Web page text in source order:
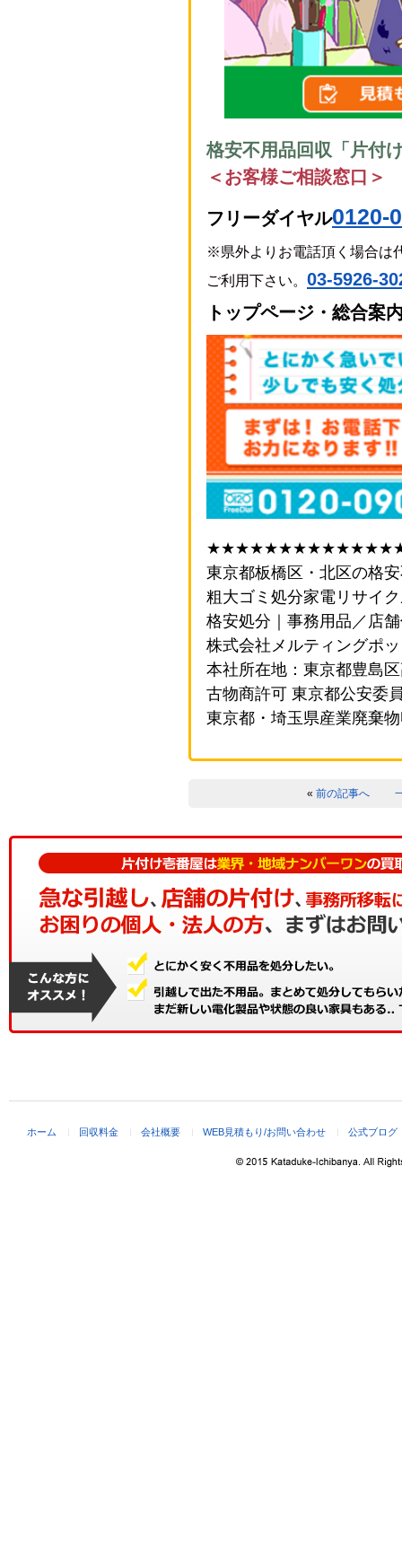
格安不用品回収「片付
＜お客様ご相談窓口＞
フリーダイヤル0120-
※県外よりお電話頂く場合は
ご利用下さい。 03-5926-
トップページ・総合案
東京都板橋区・北区の格
粗大ゴミ処分家電リサイ
格安処分｜事務用品／店
株式会社メルティングポ
本社所在地：東京都豊島
古物商許可 東京都公安委
東京都・埼玉県産業廃棄
« 前の記事へ
ホーム 回収料金 会社概要 WEB見積もり/お問い合わせ 公式ブログ